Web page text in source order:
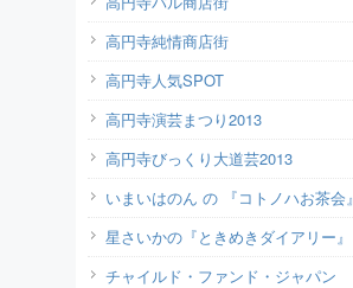
高円寺純情商店街
高円寺人気SPOT
高円寺演芸まつり2013
高円寺びっくり大道芸2013
いまいはのん の 『コトノハお茶会』
星さいかの『ときめきダイアリー』
チャイルド・ファンド・ジャパン